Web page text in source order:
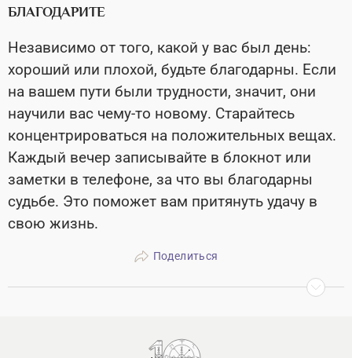
БЛАГОДАРИТЕ
Независимо от того, какой у вас был день:
хороший или плохой, будьте благодарны. Если
на вашем пути были трудности, значит, они
научили вас чему-то новому. Старайтесь
концентрироваться на положительных вещах.
Каждый вечер записывайте в блокнот или
заметки в телефоне, за что вы благодарны
судьбе. Это поможет вам притянуть удачу в
свою жизнь.
Поделиться